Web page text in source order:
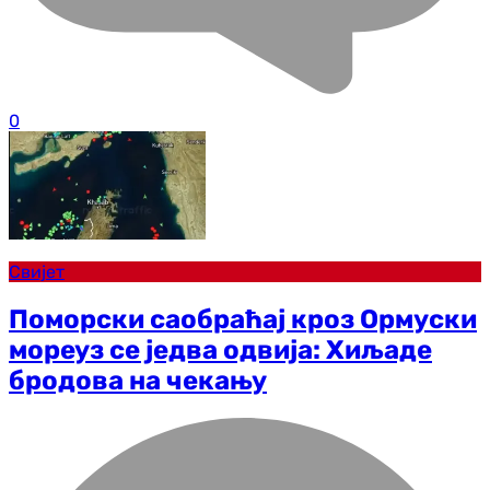
0
Свијет
Поморски саобраћај кроз Ормуски
мореуз се једва одвија: Хиљаде
бродова на чекању